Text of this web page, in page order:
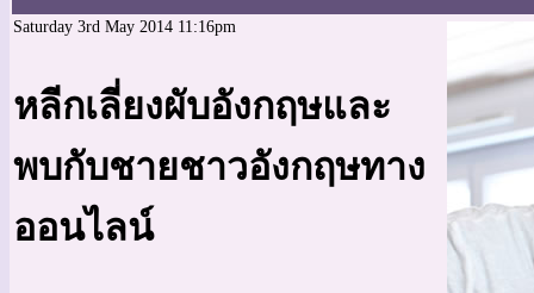
Saturday 3rd May 2014 11:16pm
หลีกเลี่ยงผับอังกฤษและ
พบกับชายชาวอังกฤษทาง
ออนไลน์